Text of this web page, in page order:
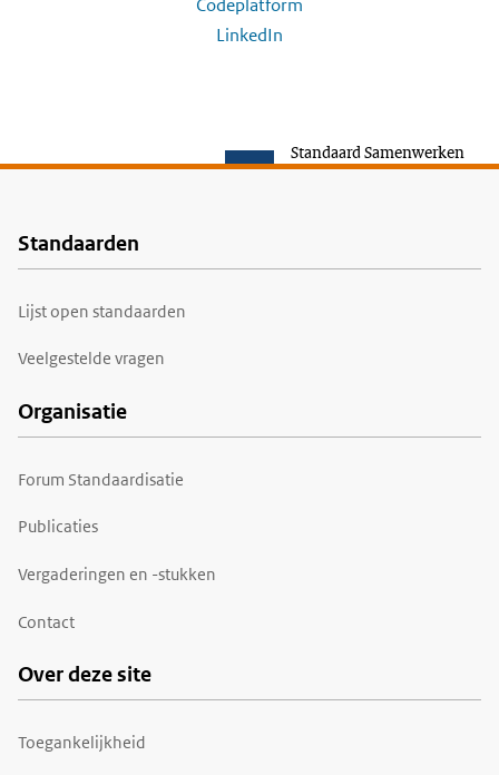
Codeplatform
LinkedIn
Standaard Samenwerken
Voet
Standaarden
Lijst open standaarden
Veelgestelde vragen
Organisatie
Forum Standaardisatie
Publicaties
Vergaderingen en -stukken
Contact
Over deze site
Toegankelijkheid